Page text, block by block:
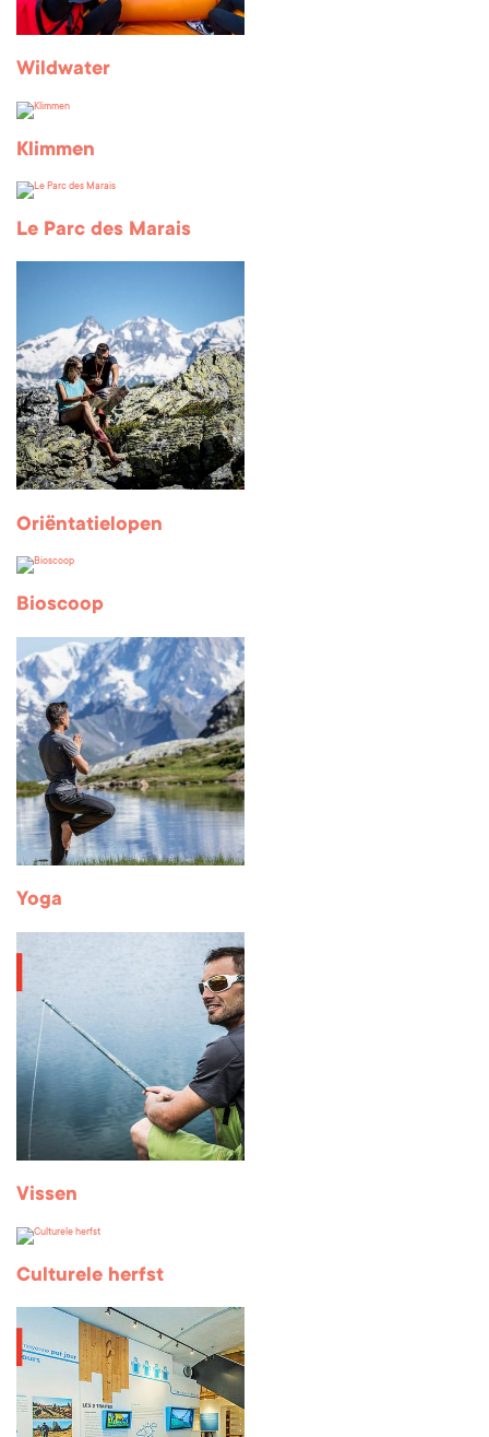
Wildwater
Klimmen
Le Parc des Marais
Oriëntatielopen
Bioscoop
Yoga
Vissen
Culturele herfst